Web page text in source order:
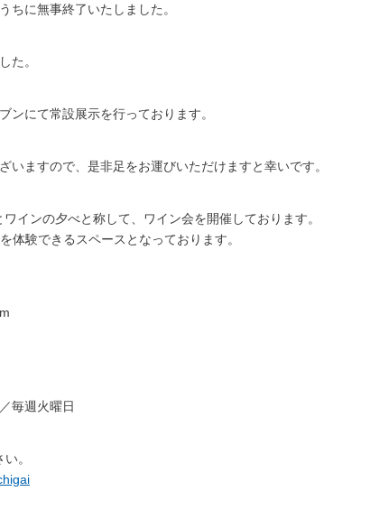
ちに無事終了いたしました。
た。
ンにて常設展示を行っております。
いますので、是非足をお運びいただけますと幸いです。
インの夕べと称して、ワイン会を開催しております。
体験できるスペースとなっております。
毎週火曜日
。